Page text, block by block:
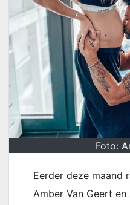
Foto:
Eerder deze maand
Amber Van Geert